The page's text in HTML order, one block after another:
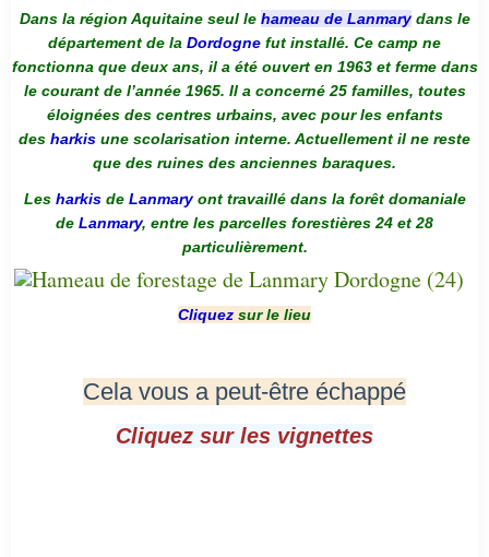
Dans la région Aquitaine seul le hameau de Lanmarydans le
département de la Dordogne fut installé. Ce camp ne
fonctionna que deux ans, il a été ouvert en 1963 et ferme dans
le courant de l’année 1965. Il a concerné 25 familles, toutes
éloignées des centres urbains, avec pour les enfants
des harkis une scolarisation interne. Actuellement il ne reste
que des ruines des anciennes baraques.
Les harkis de Lanmaryont travaillé dans la forêt domaniale
de Lanmary, entre les parcelles forestières 24 et 28
particulièrement.
Cliquez sur le lieu
Cela vous a peut-être échappé
Cliquez sur les vignettes